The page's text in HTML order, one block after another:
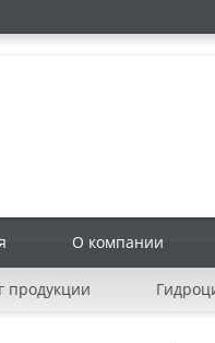
О компании
продукции